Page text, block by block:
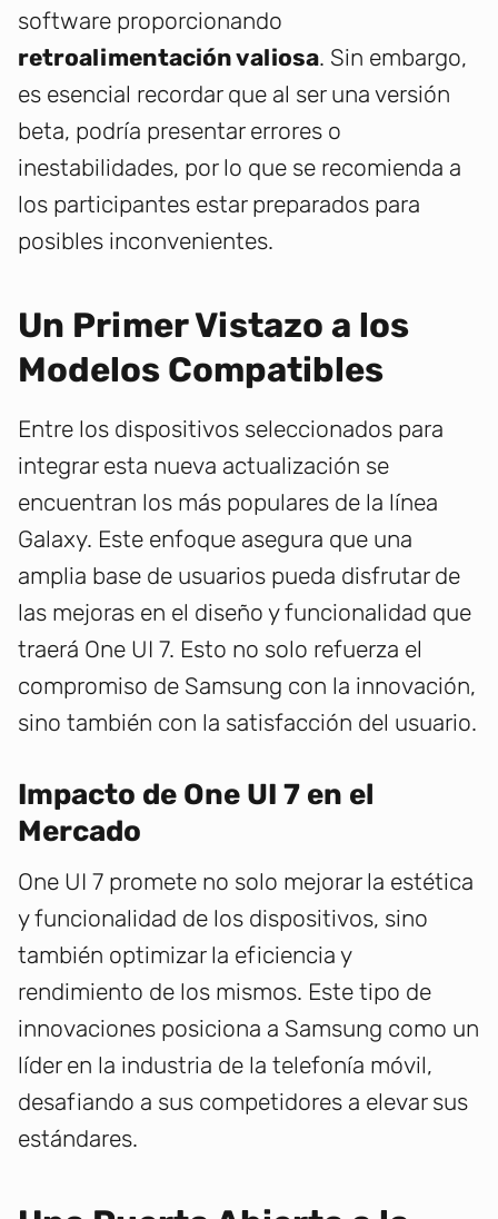
software proporcionando
retroalimentación valiosa. Sin embargo,
es esencial recordar que al ser una versión
beta, podría presentar errores o
inestabilidades, por lo que se recomienda a
los participantes estar preparados para
posibles inconvenientes.
Un Primer Vistazo a los
Modelos Compatibles
Entre los dispositivos seleccionados para
integrar esta nueva actualización se
encuentran los más populares de la línea
Galaxy. Este enfoque asegura que una
amplia base de usuarios pueda disfrutar de
las mejoras en el diseño y funcionalidad que
traerá One UI 7. Esto no solo refuerza el
compromiso de Samsung con la innovación,
sino también con la satisfacción del usuario.
Impacto de One UI 7 en el
Mercado
One UI 7 promete no solo mejorar la estética
y funcionalidad de los dispositivos, sino
también optimizar la eficiencia y
rendimiento de los mismos. Este tipo de
innovaciones posiciona a Samsung como un
líder en la industria de la telefonía móvil,
desafiando a sus competidores a elevar sus
estándares.